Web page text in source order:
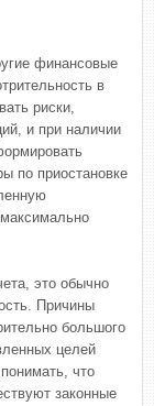
финансовые
в
риски,
и при наличии
по приостановке
это обычно
Причины
большого
целей
что
законные